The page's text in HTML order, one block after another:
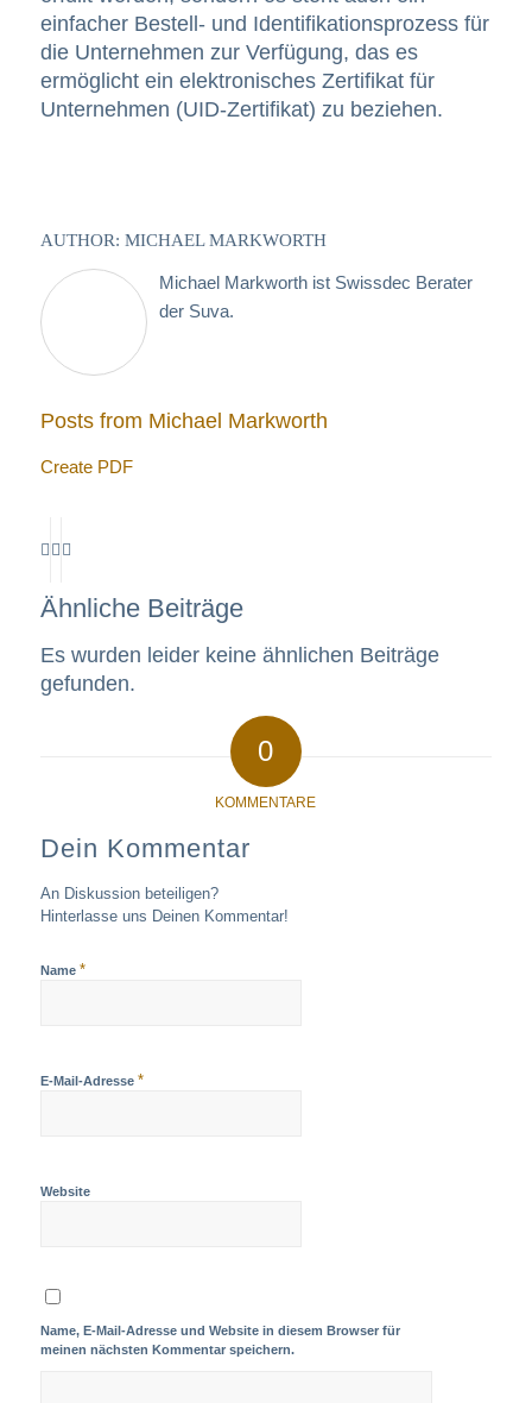
einfacher Bestell- und Identifikationsprozess für
die Unternehmen zur Verfügung, das es
ermöglicht ein elektronisches Zertifikat für
Unternehmen (UID-Zertifikat) zu beziehen.
AUTHOR: MICHAEL MARKWORTH
Michael Markworth ist Swissdec Berater
der Suva.
Posts from Michael Markworth
Create PDF
Ähnliche Beiträge
Es wurden leider keine ähnlichen Beiträge
gefunden.
0
KOMMENTARE
Dein Kommentar
An Diskussion beteiligen?
Hinterlasse uns Deinen Kommentar!
Name *
E-Mail-Adresse *
Website
Name, E-Mail-Adresse und Website in diesem Browser für
meinen nächsten Kommentar speichern.